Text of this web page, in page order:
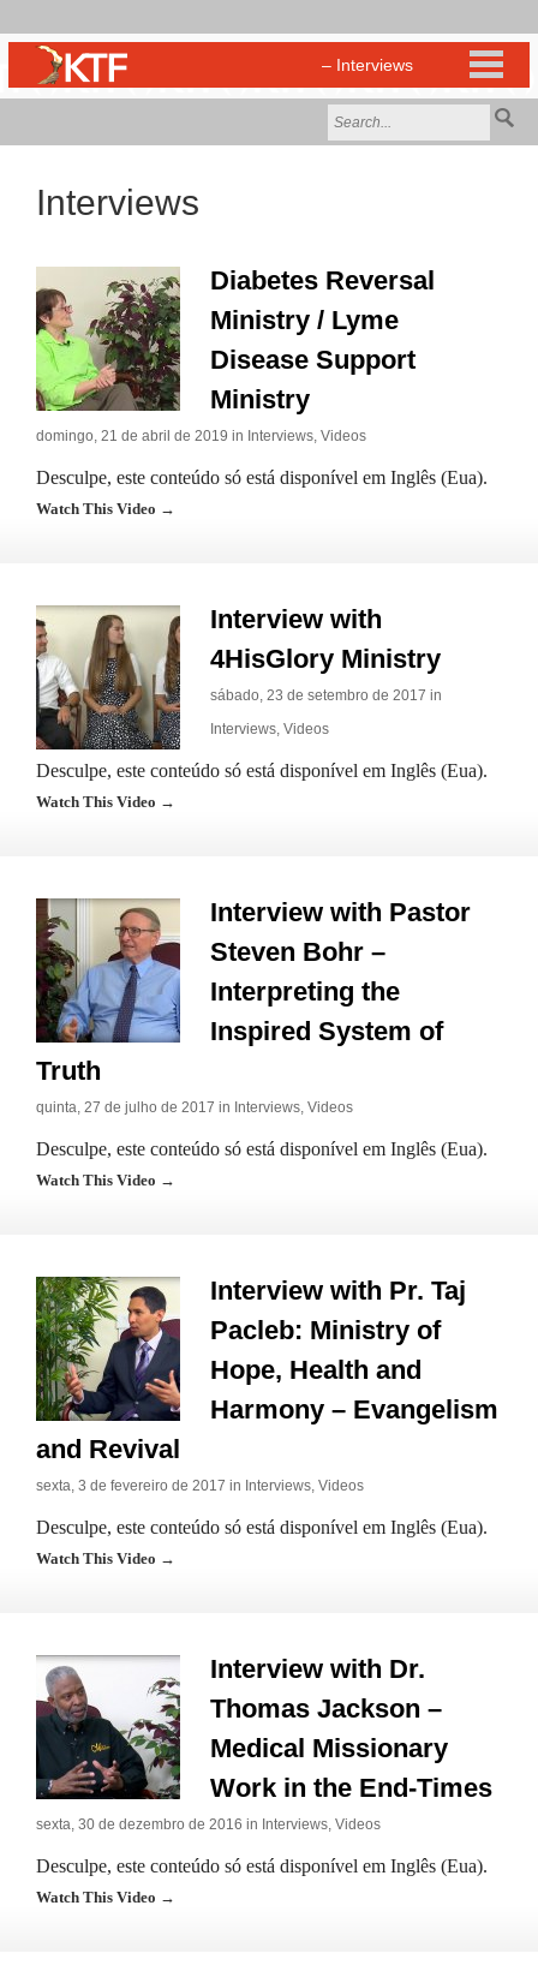
Interviews
Diabetes Reversal
Ministry / Lyme
Disease Support
Ministry
domingo, 21 de abril de 2019 in Interviews, Videos
Desculpe, este conteúdo só está disponível em Inglês (Eua).
Watch This Video →
Interview with
4HisGlory Ministry
sábado, 23 de setembro de 2017 in
Interviews, Videos
Desculpe, este conteúdo só está disponível em Inglês (Eua).
Watch This Video →
Interview with Pastor
Steven Bohr –
Interpreting the
Inspired System of
Truth
quinta, 27 de julho de 2017 in Interviews, Videos
Desculpe, este conteúdo só está disponível em Inglês (Eua).
Watch This Video →
Interview with Pr. Taj
Pacleb: Ministry of
Hope, Health and
Harmony – Evangelism
and Revival
sexta, 3 de fevereiro de 2017 in Interviews, Videos
Desculpe, este conteúdo só está disponível em Inglês (Eua).
Watch This Video →
Interview with Dr.
Thomas Jackson –
Medical Missionary
Work in the End-Times
sexta, 30 de dezembro de 2016 in Interviews, Videos
Desculpe, este conteúdo só está disponível em Inglês (Eua).
Watch This Video →